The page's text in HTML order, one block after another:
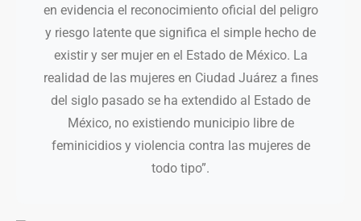
en evidencia el reconocimiento oficial del peligro
y riesgo latente que significa el simple hecho de
existir y ser mujer en el Estado de México. La
realidad de las mujeres en Ciudad Juárez a fines
del siglo pasado se ha extendido al Estado de
México, no existiendo municipio libre de
feminicidios y violencia contra las mujeres de
todo tipo”.